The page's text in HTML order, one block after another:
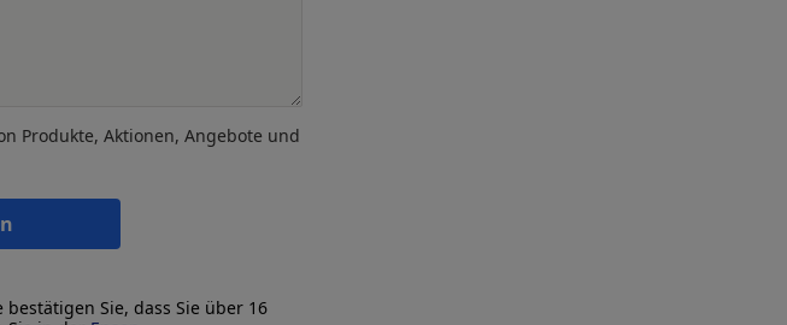
Produkte, Aktionen, Angebote und
Sie, dass Sie über 16